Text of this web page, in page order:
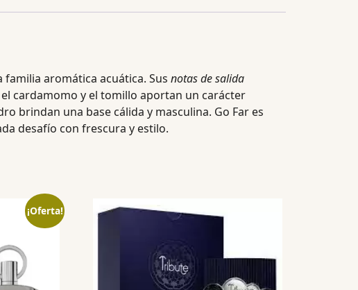
aromática acuática. Sus notas de salida
el cardamomo y el tomillo aportan un carácter
brindan una base cálida y masculina. Go Far es
desafío con frescura y estilo.
¡Oferta!